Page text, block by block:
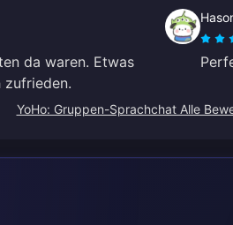
da waren. Etwas
zufrieden.
YoHo: Gruppen-Sprachchat Alle